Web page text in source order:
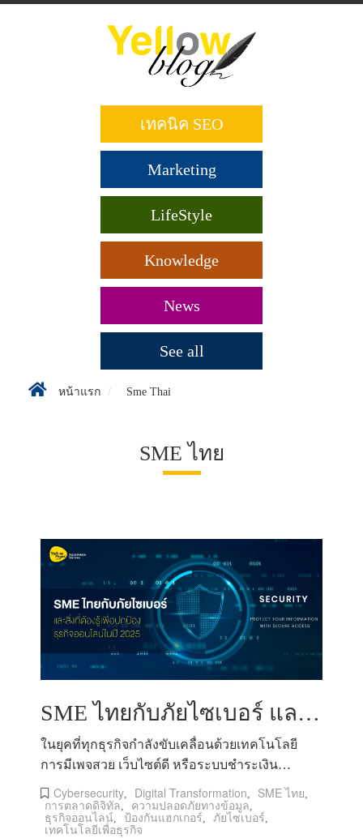
เทคนิค SEO
Marketing
LifeStyle
Knowledge
News
See all
หน้าแรก Sme Thai
SME ไทย
SME ไทยกับภัยไซเบอร์ และสิ่งที่ต้องรู้เพื่อปกป้องธุรกิจออนไลน์ในปี 2025
ในยุคที่ทุกธุรกิจกำลังขับเคลื่อนด้วยเทคโนโลยี
การมีเพจสวย เว็บไซต์ดี หรือระบบชำระเงิน
ออนไลน์ ไม่ได้หมายความว่าธุรกิจข
Cybersecurity Digital Transformation SME ไทย
การตลาดดิจิทัล ความปลอดภัยทางข้อมูล
ธุรกิจออนไลน์ ป้องกันแฮกเกอร์ ภัยไซเบอร์
เทคโนโลยีเพื่อธุรกิจ